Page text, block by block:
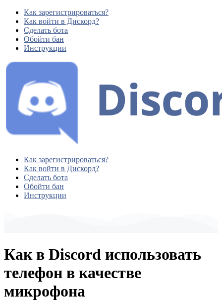
Как зарегистрироваться?
Как войти в Дискорд?
Сделать бота
Обойти бан
Инструкции
Как зарегистрироваться?
Как войти в Дискорд?
Сделать бота
Обойти бан
Инструкции
Как в Discord использовать
телефон в качестве
микрофона